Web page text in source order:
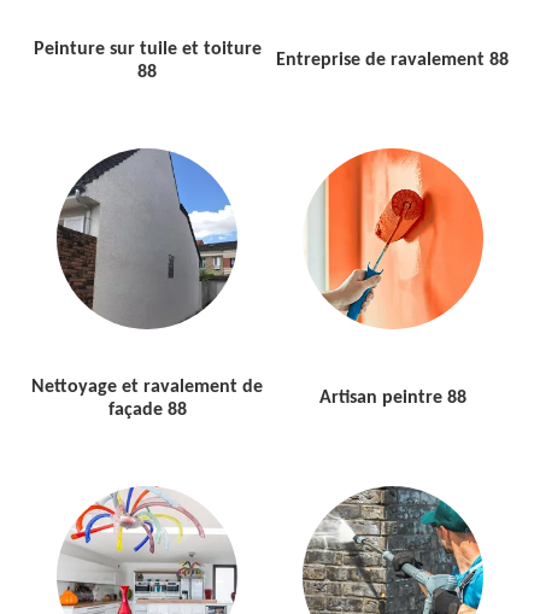
Peinture sur tuile et toiture
88
Entreprise de ravalement 88
Nettoyage et ravalement de
façade 88
Artisan peintre 88